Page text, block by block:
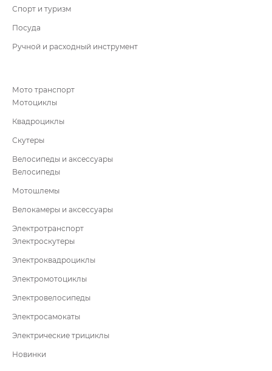
Спорт и туризм
Посуда
Ручной и расходный инструмент
Мото транспорт
Мотоциклы
Квадроциклы
Скутеры
Велосипеды и аксессуары
Велосипеды
Мотошлемы
Велокамеры и аксессуары
Электротранспорт
Электроскутеры
Электроквадроциклы
Электромотоциклы
Электровелосипеды
Электросамокаты
Электрические трициклы
Новинки